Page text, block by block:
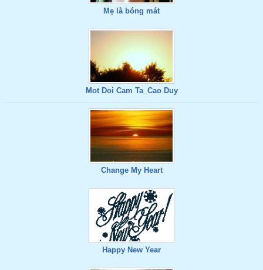
Mẹ là bóng mát
Mot Doi Cam Ta_Cao Duy
Change My Heart
Happy New Year